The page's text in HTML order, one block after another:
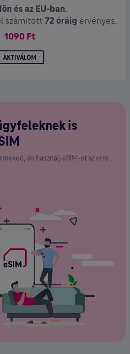
és az EU-ban.
számított 72 óráig érvényes.
1090 Ft
AKTIVÁLOM
is
és használj eSIM-et az erre